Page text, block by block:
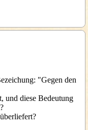
"Gegen den
und diese Bedeutung